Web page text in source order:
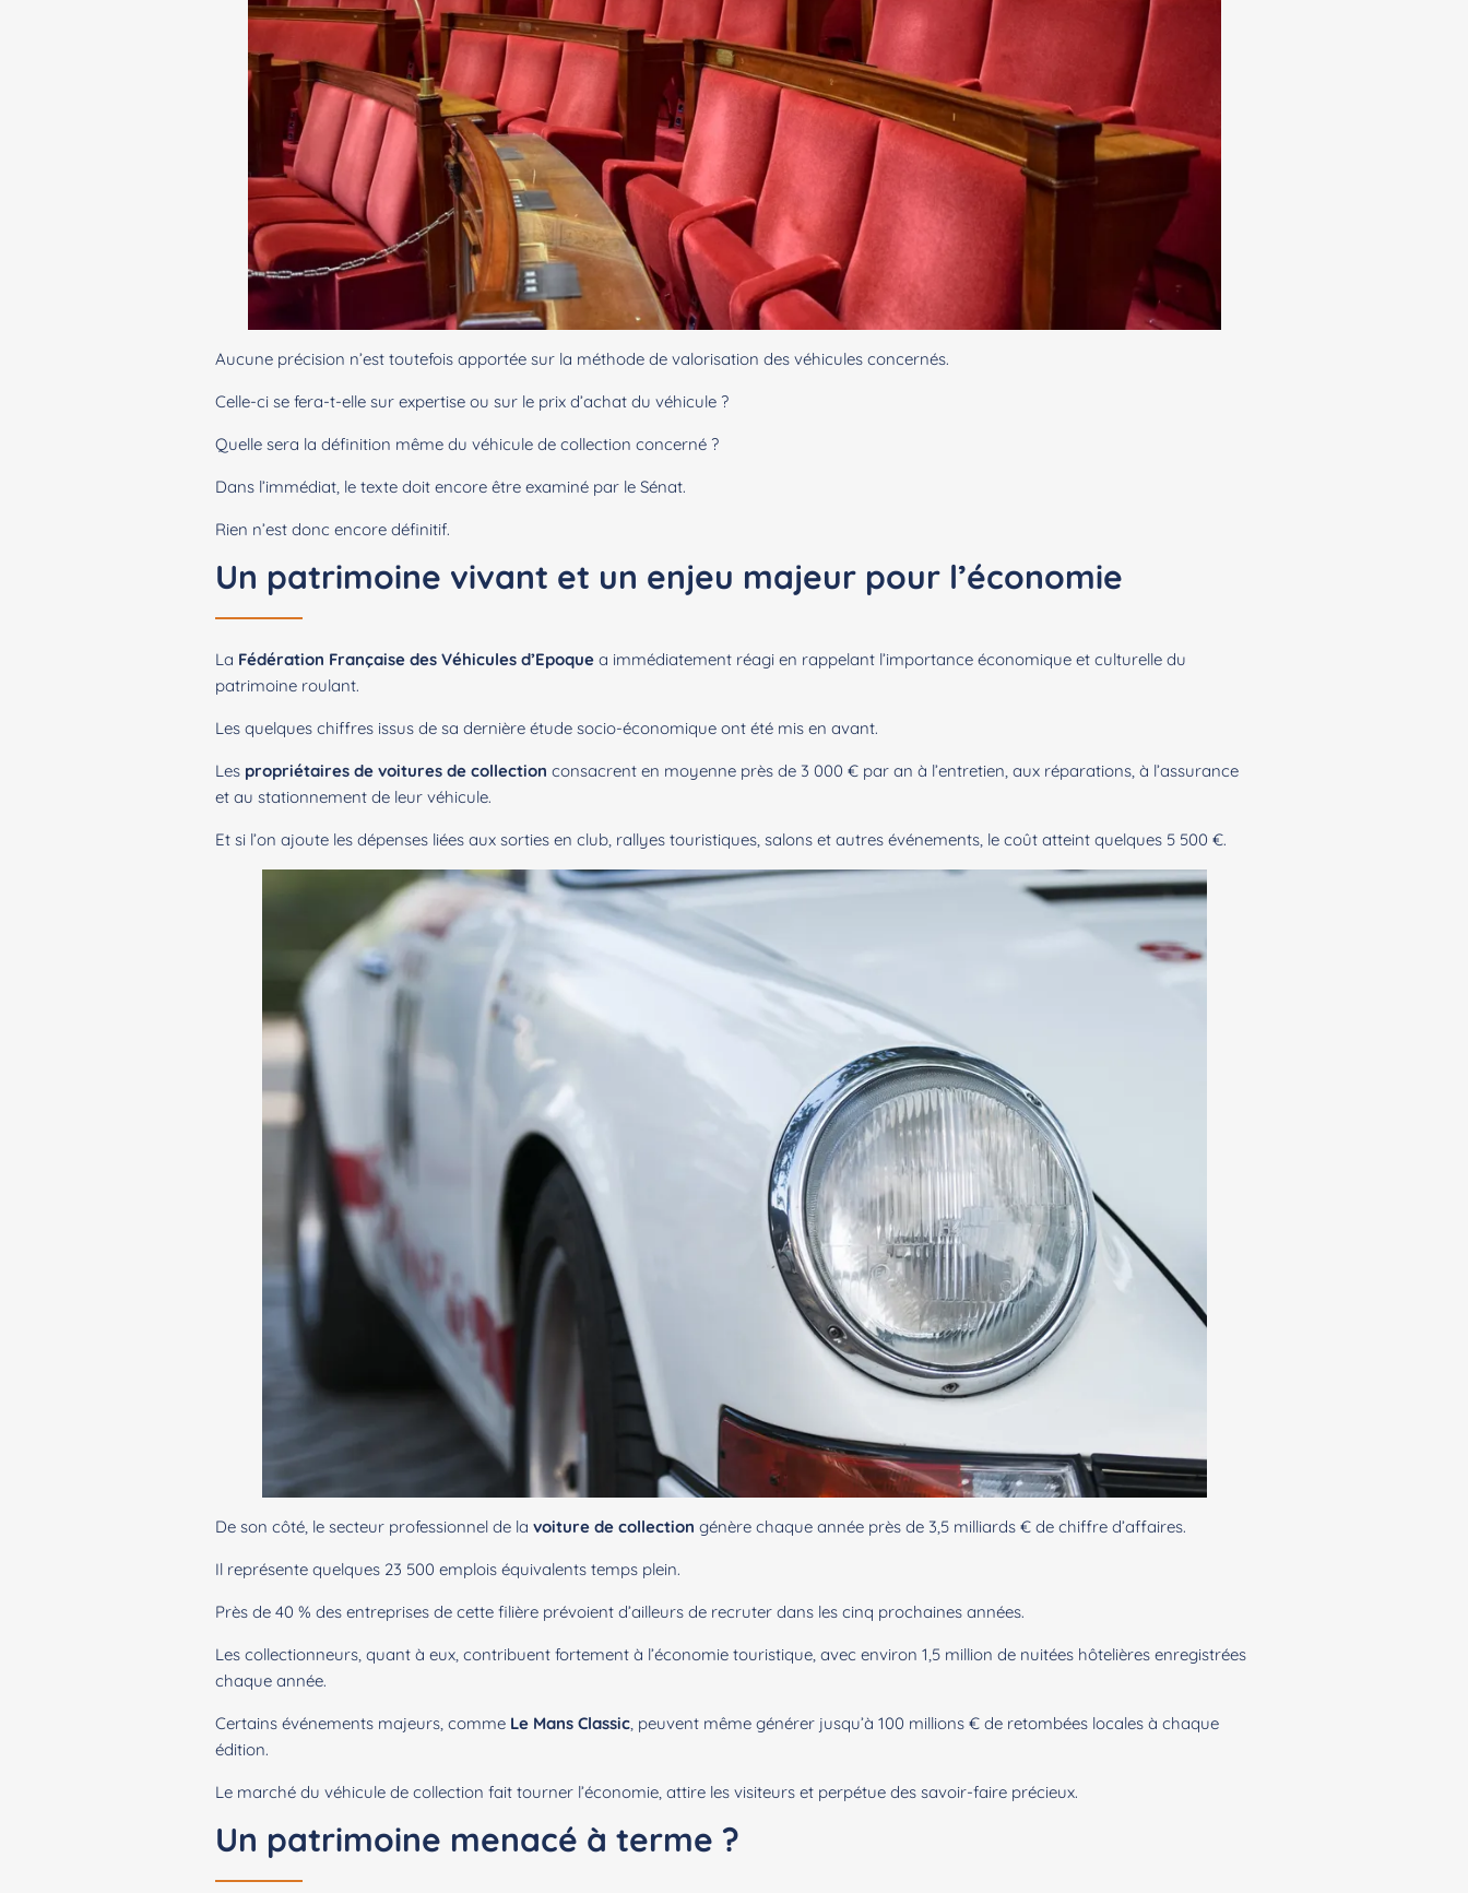
Aucune précision n’est toutefois apportée sur la méthode de valorisation des véhicules concernés.
Celle-ci se fera-t-elle sur expertise ou sur le prix d’achat du véhicule ?
Quelle sera la définition même du véhicule de collection concerné ?
Dans l’immédiat, le texte doit encore être examiné par le Sénat.
Rien n’est donc encore définitif.
Un patrimoine vivant et un enjeu majeur pour l’économie
La Fédération Française des Véhicules d’Epoque a immédiatement réagi en rappelant l’importance économique et culturelle du
patrimoine roulant.
Les quelques chiffres issus de sa dernière étude socio-économique ont été mis en avant.
Les propriétaires de voitures de collection consacrent en moyenne près de 3 000 € par an à l’entretien, aux réparations, à l’assurance
et au stationnement de leur véhicule.
Et si l’on ajoute les dépenses liées aux sorties en club, rallyes touristiques, salons et autres événements, le coût atteint quelques 5 500 €.
De son côté, le secteur professionnel de la voiture de collection génère chaque année près de 3,5 milliards € de chiffre d’affaires.
Il représente quelques 23 500 emplois équivalents temps plein.
Près de 40 % des entreprises de cette filière prévoient d’ailleurs de recruter dans les cinq prochaines années.
Les collectionneurs, quant à eux, contribuent fortement à l’économie touristique, avec environ 1,5 million de nuitées hôtelières enregistrées
chaque année.
Certains événements majeurs, comme Le Mans Classic , peuvent même générer jusqu’à 100 millions € de retombées locales à chaque
édition.
Le marché du véhicule de collection fait tourner l’économie, attire les visiteurs et perpétue des savoir-faire précieux.
Un patrimoine menacé à terme ?